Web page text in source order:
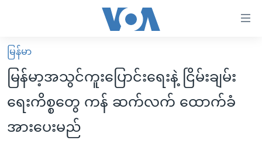
လွယ်ကူ
စေ
Link
များ
မူလစာမျက်နှာ
မြန်မာ
ကမ္ဘာ့သတင်းများ
နိုင်ငံတကာ
ဗွီဒီယို
မြန်မာ
မြန်မာ့အသွင်ကူးပြောင်းရေးနဲ့ ငြိမ်းချမ်း
ရေးကိစ္စတွေ ကန် ဆက်လက် ထောက်ခံ
အားပေးမည်